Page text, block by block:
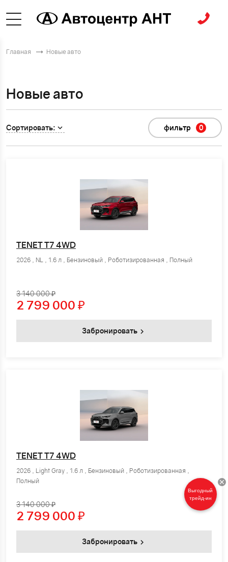
Главная Новые авто
Новые авто
Сортировать: фильтр 0
TENET T7 4WD
2026 , NL , 1.6 л , Бензиновый , Роботизированная , Полный
3 140 000 ₽
2 799 000 ₽
Забронировать
TENET T7 4WD
2026 , Light Gray , 1.6 л , Бензиновый , Роботизированная ,
Полный
3 140 000 ₽
2 799 000 ₽
Забронировать
Выгодный
трейд-ин